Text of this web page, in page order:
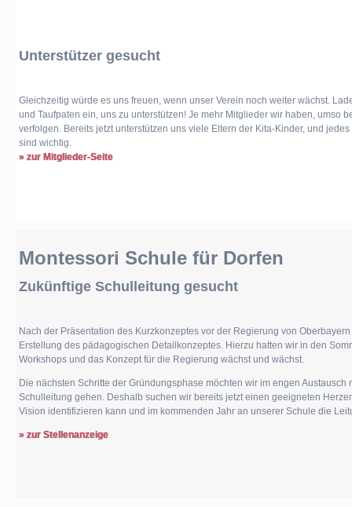
Unterstützer gesucht
Gleichzeitig würde es uns freuen, wenn unser Verein noch weiter wächst.
und Taufpaten ein, uns zu unterstützen! Je mehr Mitglieder wir haben, umso
verfolgen. Bereits jetzt unterstützen uns viele Eltern der Kita-Kinder, und
sind wichtig.
» zur Mitglieder-Seite
Montessori Schule für Dorfen
Zukünftige Schulleitung gesucht
Nach der Präsentation des Kurzkonzeptes vor der Regierung von
Erstellung des pädagogischen Detailkonzeptes. Hierzu hatten wir in den
Workshops und das Konzept für die Regierung wächst und wächst.
Die nächsten Schritte der Gründungsphase möchten wir im engen Austausch
Schulleitung gehen. Deshalb suchen wir bereits jetzt einen geeigneten
Vision identifizieren kann und im kommenden Jahr an unserer Schule die
» zur Stellenanzeige